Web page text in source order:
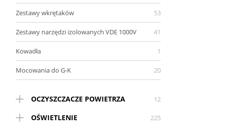
Zestawy wkrętaków 53
Zestawy narzędzi izolowanych VDE 1000V 41
Kowadła 1
Mocowania do G-K 20
OCZYSZCZACZE POWIETRZA 12
OŚWIETLENIE 225